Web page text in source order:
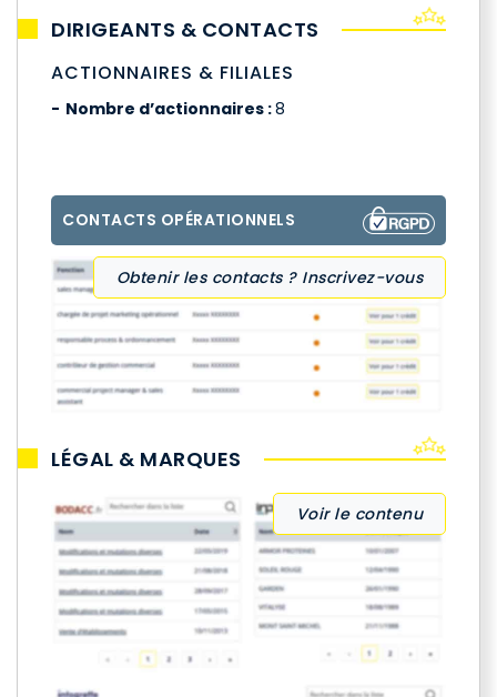
DIRIGEANTS & CONTACTS
ACTIONNAIRES & FILIALES
Nombre d’actionnaires :8
CONTACTS OPÉRATIONNELS
Obtenir les contacts ? Inscrivez-vous
LÉGAL & MARQUES
Voir le contenu